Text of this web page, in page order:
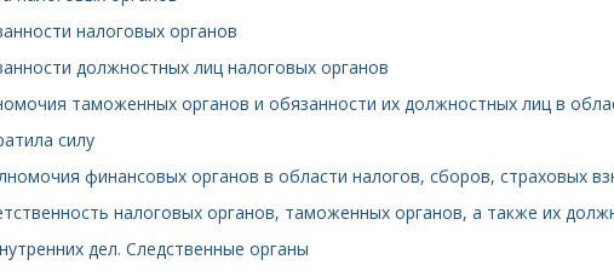
налоговых органов
должностных лиц налоговых органов
таможенных органов и обязанности их должностных лиц в
силу
финансовых органов в области налогов, сборов, страховых
налоговых органов, таможенных органов, а также их
дел. Следственные органы